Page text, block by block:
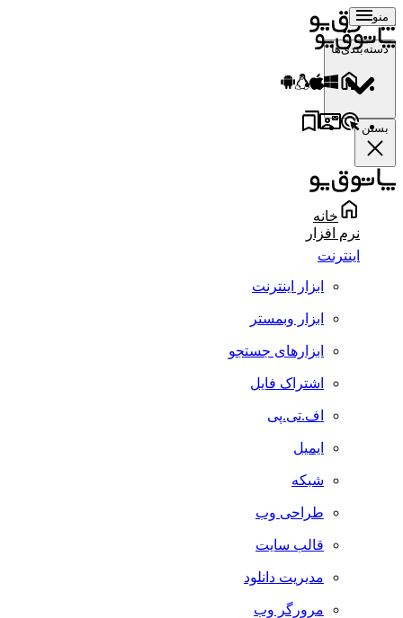
منو
دسته‌بندی‌ها
بستن
خانه
نرم افزار
اینترنت
ابزار اینترنت
ابزار وبمستر
ابزارهای جستجو
اشتراک فایل
اف.تی.پی
ایمیل
شبکه
طراحی وب
قالب سایت
مدیریت دانلود
مرورگر وب